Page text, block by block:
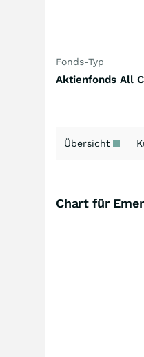
Fonds-Typ
Übersicht
Chart für